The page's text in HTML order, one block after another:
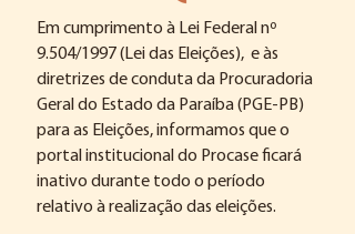
Em cumprimento à Lei Federal nº
9.504/1997 (Lei das Eleições), e às
diretrizes de conduta da Procuradoria
Geral do Estado da Paraíba (PGE-PB)
para as Eleições, informamos que o
portal institucional do Procase ficará
inativo durante todo o período
relativo à realização das eleições.